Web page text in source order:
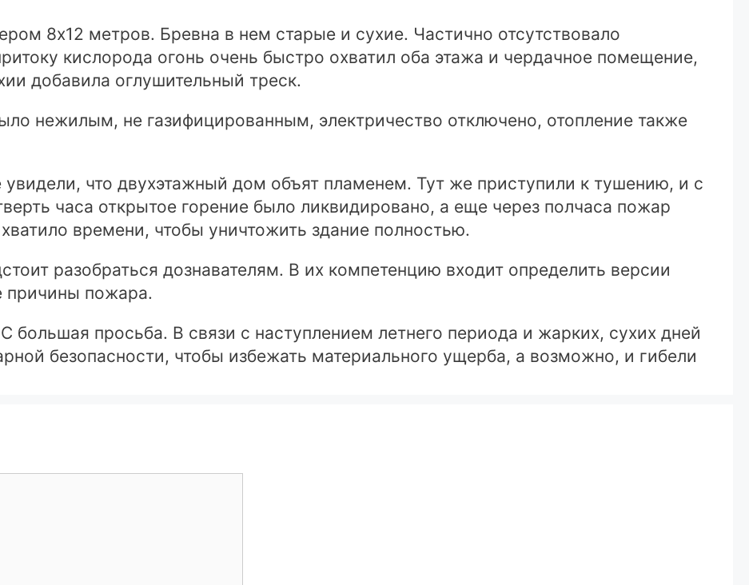
8х12 метров. Бревна в нем старые и сухие. Частично отсутствовало
кислорода огонь очень быстро охватил оба этажа и чердачное помещение,
добавила оглушительный треск.
нежилым, не газифицированным, электричество отключено, отопление также
что двухэтажный дом объят пламенем. Тут же приступили к тушению, и с
часа открытое горение было ликвидировано, а еще через полчаса пожар
времени, чтобы уничтожить здание полностью.
разобраться дознавателям. В их компетенцию входит определить версии
причины пожара.
просьба. В связи с наступлением летнего периода и жарких, сухих дней
безопасности, чтобы избежать материального ущерба, а возможно, и гибели